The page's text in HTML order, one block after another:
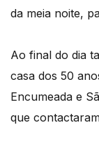
da meia noite,
Ao final do dia
casa dos 50
Encumeada e
que